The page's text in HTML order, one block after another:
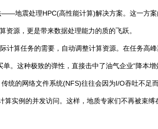
地震处理HPC(高性能计算)解决方案。这一方案
源，更是带来数据处理能力的质的飞跃。
计算任务的需要，自动调整计算资源。在任务高
。这种极致的弹性，直接击中了油气企业“降本增
统的网络文件系统(NFS)往往会因为I/O吞吐不足
实例的并发访问。这样，地质专家们不再被束